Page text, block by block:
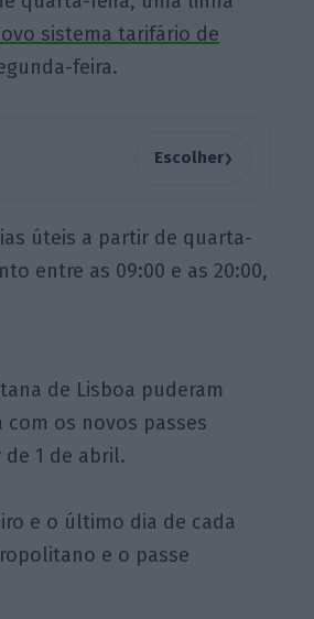
sistema tarifário de
feira.
Escolher›
úteis a partir de quarta-
entre as 09:00 e as 20:00,
de Lisboa puderam
com os novos passes
1 de abril.
e o último dia de cada
e o passe